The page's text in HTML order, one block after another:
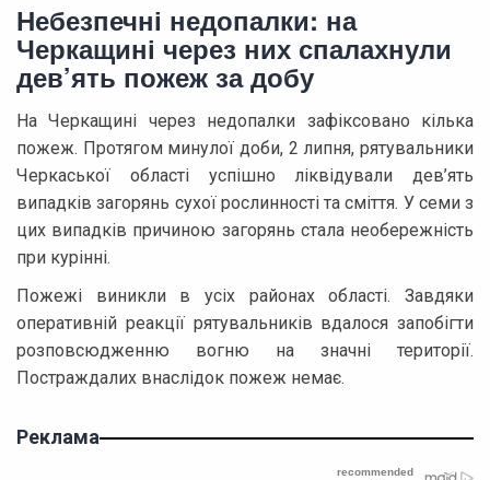
Небезпечні недопалки: на
Черкащині через них спалахнули
дев’ять пожеж за добу
На Черкащині через недопалки зафіксовано кілька
пожеж. Протягом минулої доби, 2 липня, рятувальники
Черкаської області успішно ліквідували дев’ять
випадків загорянь сухої рослинності та сміття. У семи з
цих випадків причиною загорянь стала необережність
при курінні.
Пожежі виникли в усіх районах області. Завдяки
оперативній реакції рятувальників вдалося запобігти
розповсюдженню вогню на значні території.
Постраждалих внаслідок пожеж немає.
Реклама